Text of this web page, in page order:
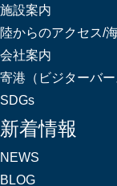
施設案内
陸からのアクセス/
会社案内
寄港（ビジターバー
SDGs
新着情報
NEWS
BLOG